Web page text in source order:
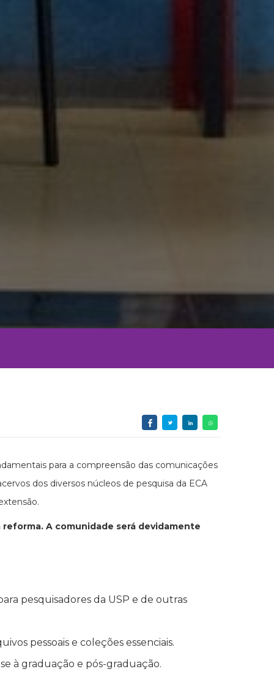
para a compreensão das comunicações
dos diversos núcleos de pesquisa da ECA
A comunidade será devidamente
pesquisadores da USP e de outras
pessoais e coleções essenciais.
à graduação e pós-graduação.